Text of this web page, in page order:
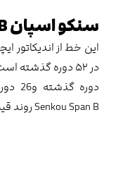
سنکو اسپان B
این خط از اندیکاتور
Senkou Span B روند قیمت را در بلندمدت تعیین می‌کند.